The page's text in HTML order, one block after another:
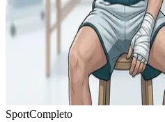
SportCompleto